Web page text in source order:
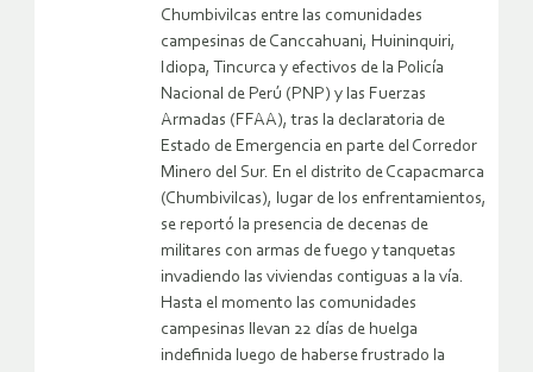
Chumbivilcas entre las comunidades
campesinas de Canccahuani, Huininquiri,
Idiopa, Tincurca y efectivos de la Policía
Nacional de Perú (PNP) y las Fuerzas
Armadas (FFAA), tras la declaratoria de
Estado de Emergencia en parte del Corredor
Minero del Sur. En el distrito de Ccapacmarca
(Chumbivilcas), lugar de los enfrentamientos,
se reportó la presencia de decenas de
militares con armas de fuego y tanquetas
invadiendo las viviendas contiguas a la vía.
Hasta el momento las comunidades
campesinas llevan 22 días de huelga
indefinida luego de haberse frustrado la